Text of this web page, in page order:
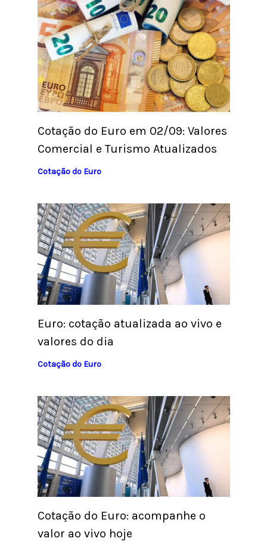
Cotação do Euro em 02/09: Valores
Comercial e Turismo Atualizados
Cotação do Euro
Euro: cotação atualizada ao vivo e
valores do dia
Cotação do Euro
Cotação do Euro: acompanhe o
valor ao vivo hoje